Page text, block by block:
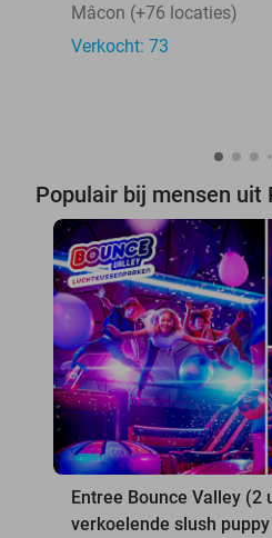
Mâcon (+76 locaties)
Verkocht: 73
Populair bij mensen uit
Entree Bounce Valley (2
verkoelende slush puppy